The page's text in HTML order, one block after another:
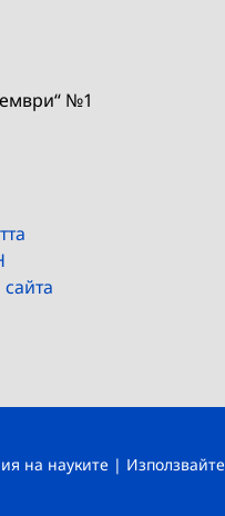
№1
на науките | Използвайте